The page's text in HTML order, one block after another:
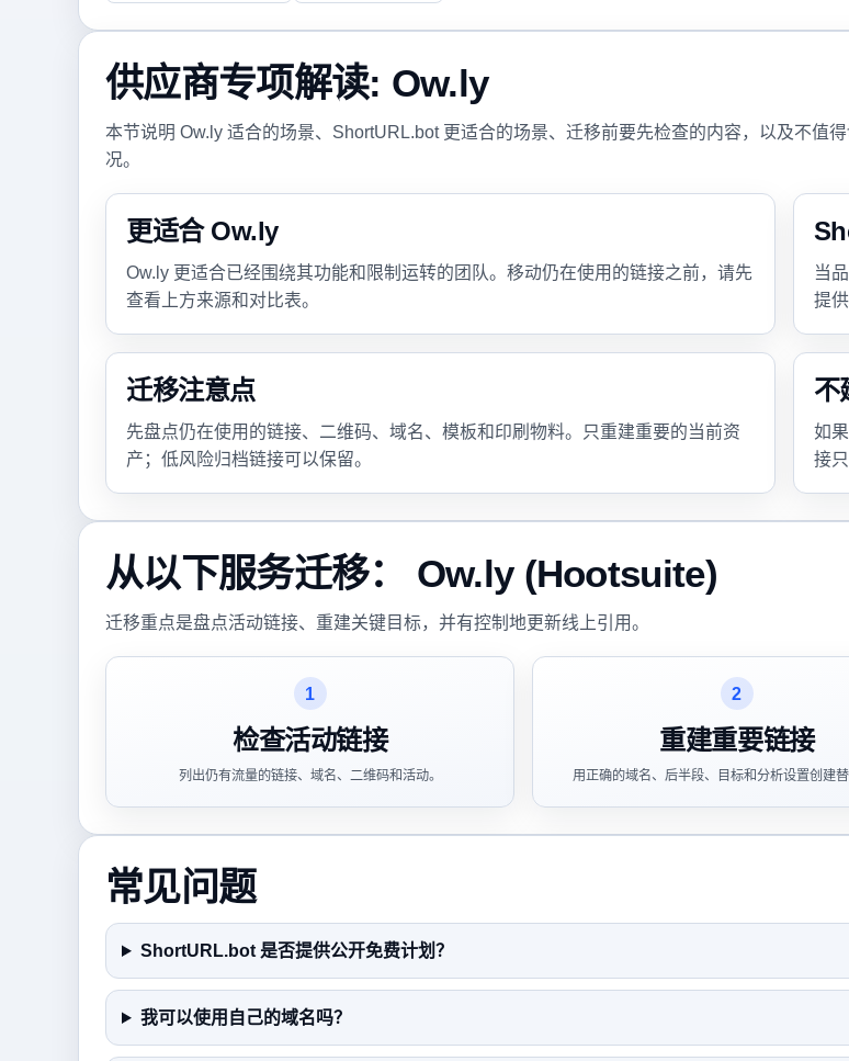
供应商专项解读: Ow.ly
本节说明 Ow.ly 适合的场景、ShortURL.bot 更适合的场景、迁移前要先检查的内容，以及不值
况。
更适合 Ow.ly
Ow.ly 更适合已经围绕其功能和限制运转的团队。移动仍在使用的链接之前，请先
查看上方来源和对比表。
当
提
迁移注意点
先盘点仍在使用的链接、二维码、域名、模板和印刷物料。只重建重要的当前资
产；低风险归档链接可以保留。
不
如
接
从以下服务迁移： Ow.ly (Hootsuite)
迁移重点是盘点活动链接、重建关键目标，并有控制地更新线上引用。
1
检查活动链接
列出仍有流量的链接、域名、二维码和活动。
2
重建重要链接
用正确的域名、后半段、目标和分析设置创建替
常见问题
ShortURL.bot 是否提供公开免费计划？
我可以使用自己的域名吗？